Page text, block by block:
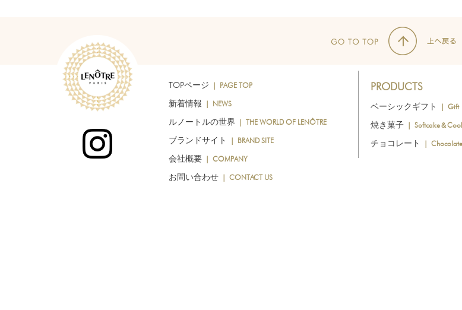
TOPページ ｜ PAGE TOP
新着情報 ｜ NEWS
ルノートルの世界 ｜ THE WORLD OF LENÔTRE
ブランドサイト ｜ BRAND SITE
会社概要 ｜ COMPANY
お問い合わせ ｜ CONTACT US
PRODUCTS
ベーシックギフト ｜ Gift
焼き菓子｜ Softcake＆
チョコレート ｜